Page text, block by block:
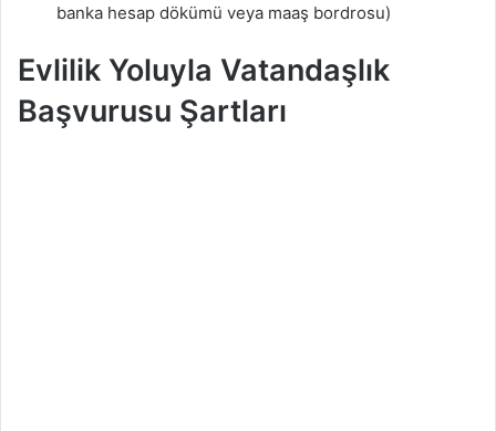
banka hesap dökümü veya maaş bordrosu)
Evlilik Yoluyla Vatandaşlık
Başvurusu Şartları